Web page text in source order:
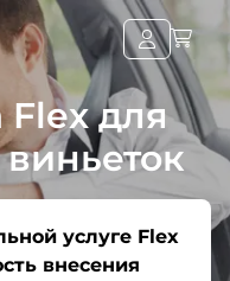
для
услуге Flex
внесения